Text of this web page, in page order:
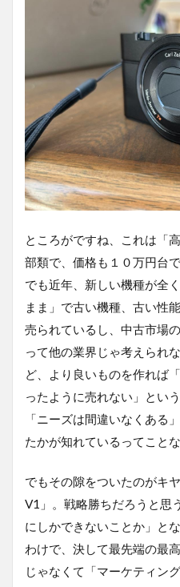
ところがですね、これは「
部類で、価格も１０万円台
でも近年、新しい機種が全
まま」で古い機種、古い性
売られているし、中古市場
って他の業界じゃ考えられ
ど、より良いものを作れば
ったように売れない」とい
「ニーズは間違いなくある
たかが知れているってことな
でもその隙をついたのがキ
V1」。戦略勝ちだろうと思
にしかできないことか」と
わけで、決して最先端の最
じゃなくて「マーケティン